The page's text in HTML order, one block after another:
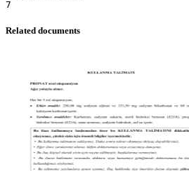
Related documents